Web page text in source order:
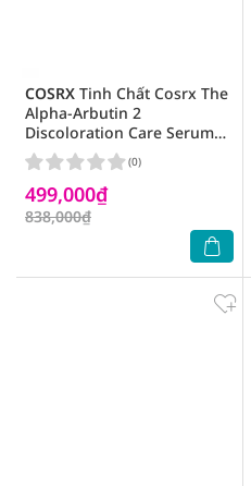
COSRX Tinh Chất Cosrx The
Alpha-Arbutin 2
Discoloration Care Serum
50ml
499,000₫
838,000₫
(0)